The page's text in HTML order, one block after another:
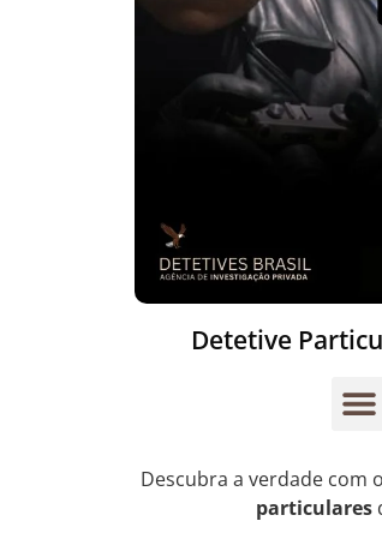
Detetive
Descubra a verdade com
particulares